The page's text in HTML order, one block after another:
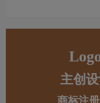
主创
商标注